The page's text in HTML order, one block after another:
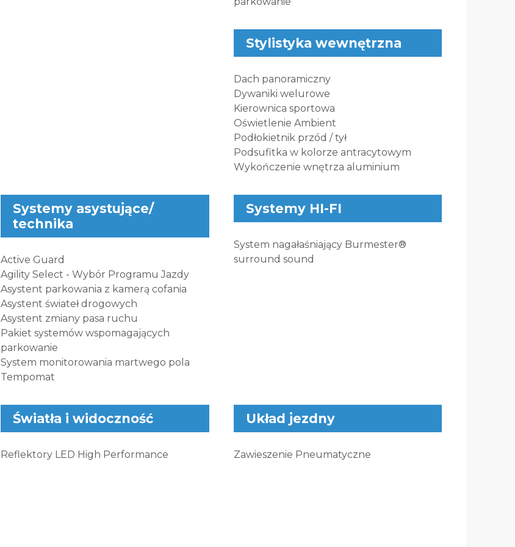
Stylistyka wewnętrzna
Dach panoramiczny
Dywaniki welurowe
Kierownica sportowa
Oświetlenie Ambient
Podłokietnik przód / tył
Podsufitka w kolorze antracytowym
Wykończenie wnętrza aluminium
Systemy asystujące/
technika
Active Guard
Agility Select - Wybór Programu Jazdy
Asystent parkowania z kamerą cofania
Asystent świateł drogowych
Asystent zmiany pasa ruchu
Pakiet systemów wspomagających
parkowanie
System monitorowania martwego pola
Tempomat
Systemy HI-FI
System nagałaśniający Burmester®
surround sound
Światła i widoczność
Reflektory LED High Performance
Układ jezdny
Zawieszenie Pneumatyczne